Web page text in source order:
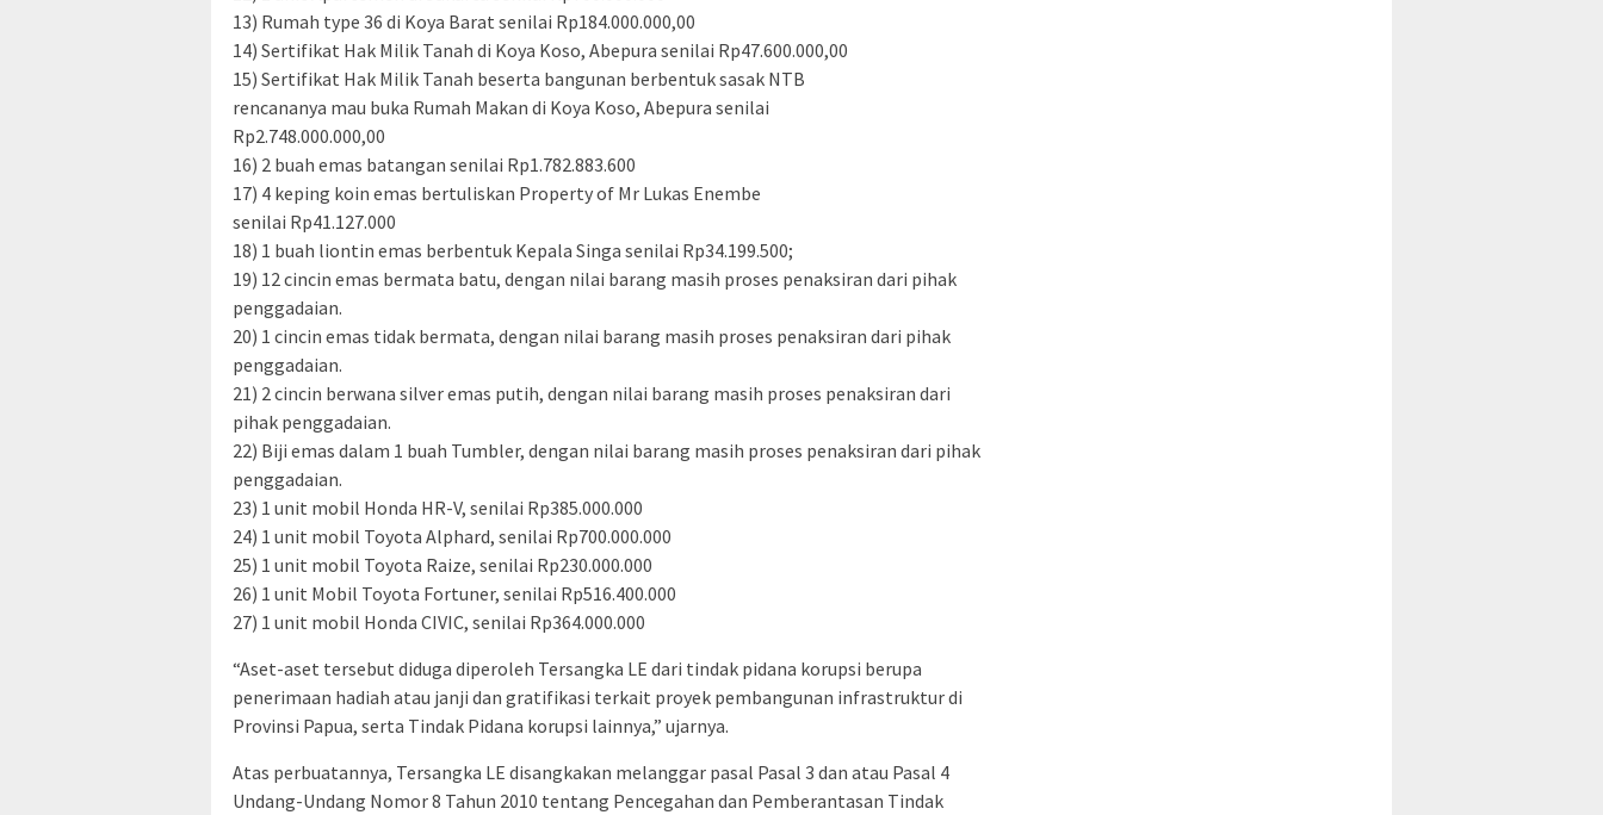
13) Rumah type 36 di Koya Barat senilai Rp184.000.000,00
14) Sertifikat Hak Milik Tanah di Koya Koso, Abepura senilai Rp47.600.000,00
15) Sertifikat Hak Milik Tanah beserta bangunan berbentuk sasak NTB
rencananya mau buka Rumah Makan di Koya Koso, Abepura senilai
Rp2.748.000.000,00
16) 2 buah emas batangan senilai Rp1.782.883.600
17) 4 keping koin emas bertuliskan Property of Mr Lukas Enembe
senilai Rp41.127.000
18) 1 buah liontin emas berbentuk Kepala Singa senilai Rp34.199.500;
19) 12 cincin emas bermata batu, dengan nilai barang masih proses penaksiran dari pihak
penggadaian.
20) 1 cincin emas tidak bermata, dengan nilai barang masih proses penaksiran dari pihak
penggadaian.
21) 2 cincin berwana silver emas putih, dengan nilai barang masih proses penaksiran dari
pihak penggadaian.
22) Biji emas dalam 1 buah Tumbler, dengan nilai barang masih proses penaksiran dari pihak
penggadaian.
23) 1 unit mobil Honda HR-V, senilai Rp385.000.000
24) 1 unit mobil Toyota Alphard, senilai Rp700.000.000
25) 1 unit mobil Toyota Raize, senilai Rp230.000.000
26) 1 unit Mobil Toyota Fortuner, senilai Rp516.400.000
27) 1 unit mobil Honda CIVIC, senilai Rp364.000.000
“Aset-aset tersebut diduga diperoleh Tersangka LE dari tindak pidana korupsi berupa
penerimaan hadiah atau janji dan gratifikasi terkait proyek pembangunan infrastruktur di
Provinsi Papua, serta Tindak Pidana korupsi lainnya,” ujarnya.
Atas perbuatannya, Tersangka LE disangkakan melanggar pasal Pasal 3 dan atau Pasal 4
Undang-Undang Nomor 8 Tahun 2010 tentang Pencegahan dan Pemberantasan Tindak